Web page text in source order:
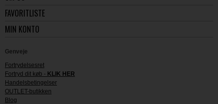
FAVORITLISTE
MIN KONTO
Genveje
Fortrydelsesret
Fortryd dit køb - KLIK HER
Handelsbetingelser
OUTLET-butikken
Blog